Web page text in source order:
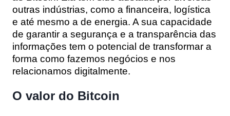
outras indústrias, como a financeira, logística
e até mesmo a de energia. A sua capacidade
de garantir a segurança e a transparência das
informações tem o potencial de transformar a
forma como fazemos negócios e nos
relacionamos digitalmente.
O valor do Bitcoin